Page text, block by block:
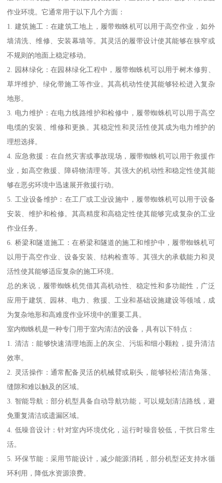
作业环境。它通常用于以下几个方面：
1. 建筑施工：在建筑工地上，履带蜘蛛机可以用于高空作业，如外
墙清洗、维修、安装幕墙等。其灵活的履带设计使其能够在狭窄或
不规则的地面上稳定移动。
2. 园林绿化：在园林绿化工程中，履带蜘蛛机可以用于树木修剪、
草坪维护、绿化带施工等作业。其高机动性使其能够轻松进入复杂
地形。
3. 电力维护：在电力线路维护和检修中，履带蜘蛛机可以用于高空
电缆的安装、维修和更换。其稳定性和灵活性使其成为电力维护的
理想选择。
4. 应急救援：在自然灾害或事故现场，履带蜘蛛机可以用于救援作
业，如高空救援、障碍物清理等。其强大的机动性和稳定性使其能
够在恶劣环境中迅速展开救援行动。
5. 工业设备维护：在工厂或工业设施中，履带蜘蛛机可以用于设备
安装、维护和检修。其高精度和高稳定性使其能够完成复杂的工业
作业任务。
6. 桥梁和隧道施工：在桥梁和隧道的施工和维护中，履带蜘蛛机可
以用于高空作业、设备安装、结构检查等。其强大的承载能力和灵
活性使其能够适应复杂的施工环境。
总的来说，履带蜘蛛机凭借其高机动性、稳定性和多功能性，广泛
应用于建筑、园林、电力、救援、工业和基础设施建设等领域，成
为复杂地形和高难度作业环境中的重要工具。
室内蜘蛛机是一种专门用于室内清洁的设备，具有以下特点：
1. 清洁：能够快速清理地面上的灰尘、污垢和细小颗粒，提升清洁
效率。
2. 灵活操作：通常配备灵活的机械臂或刷头，能够轻松清洁角落、
缝隙和难以触及的区域。
3. 智能导航：部分机型具备自动导航功能，可以规划清洁路线，避
免重复清洁或遗漏区域。
4. 低噪音设计：针对室内环境优化，运行时噪音较低，干扰日常生
活。
5. 环保节能：采用节能设计，减少能源消耗，部分机型还支持水循
环利用，降低水资源浪费。